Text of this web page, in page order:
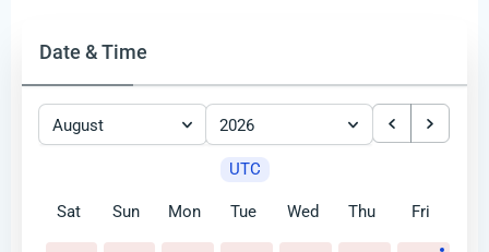
Date & Time
August 2026
UTC
Sat Sun Mon Tue Wed Thu Fri